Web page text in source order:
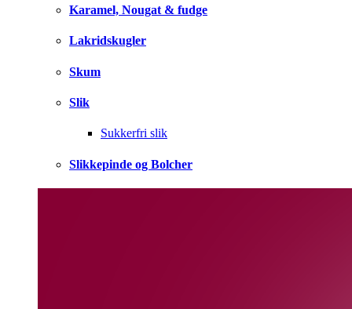
Karamel, Nougat & fudge
Lakridskugler
Skum
Slik
Sukkerfri slik
Slikkepinde og Bolcher